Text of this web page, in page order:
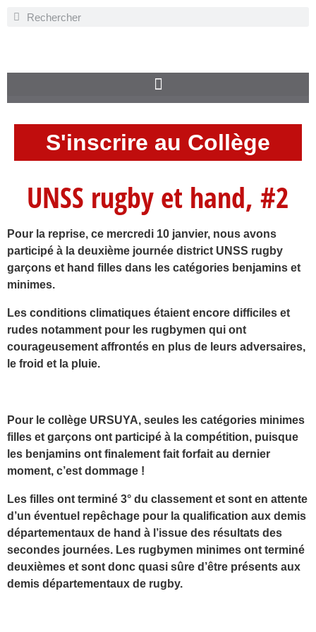
S'inscrire au Collège
UNSS rugby et hand, #2
Pour la reprise, ce mercredi 10 janvier, nous avons
participé à la deuxième journée district UNSS rugby
garçons et hand filles dans les catégories benjamins et
minimes.
Les conditions climatiques étaient encore difficiles et
rudes notamment pour les rugbymen qui ont
courageusement affrontés en plus de leurs adversaires,
le froid et la pluie.
Pour le collège URSUYA, seules les catégories minimes
filles et garçons ont participé à la compétition, puisque
les benjamins ont finalement fait forfait au dernier
moment, c’est dommage !
Les filles ont terminé 3° du classement et sont en attente
d’un éventuel repêchage pour la qualification aux demis
départementaux de hand à l’issue des résultats des
secondes journées. Les rugbymen minimes ont terminé
deuxièmes et sont donc quasi sûre d’être présents aux
demis départementaux de rugby.